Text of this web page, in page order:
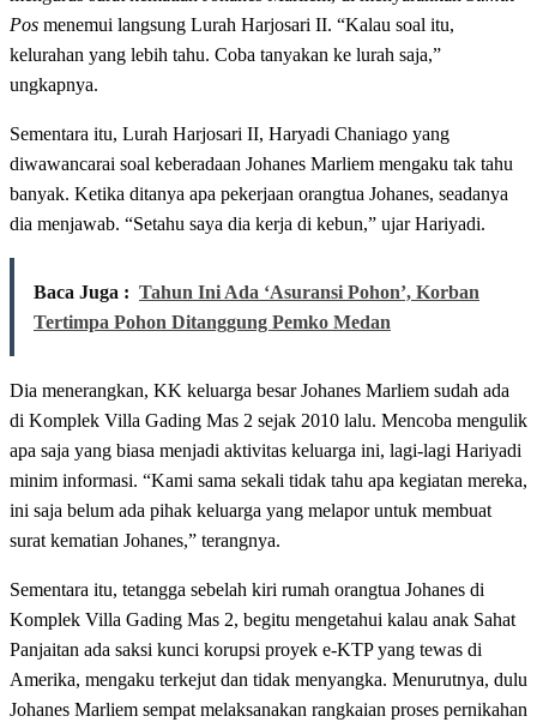
Pos menemui langsung Lurah Harjosari II. “Kalau soal itu,
kelurahan yang lebih tahu. Coba tanyakan ke lurah saja,”
ungkapnya.
Sementara itu, Lurah Harjosari II, Haryadi Chaniago yang
diwawancarai soal keberadaan Johanes Marliem mengaku tak tahu
banyak. Ketika ditanya apa pekerjaan orangtua Johanes, seadanya
dia menjawab. “Setahu saya dia kerja di kebun,” ujar Hariyadi.
Baca Juga : Tahun Ini Ada ‘Asuransi Pohon’, Korban
Tertimpa Pohon Ditanggung Pemko Medan
Dia menerangkan, KK keluarga besar Johanes Marliem sudah ada
di Komplek Villa Gading Mas 2 sejak 2010 lalu. Mencoba mengulik
apa saja yang biasa menjadi aktivitas keluarga ini, lagi-lagi Hariyadi
minim informasi. “Kami sama sekali tidak tahu apa kegiatan mereka,
ini saja belum ada pihak keluarga yang melapor untuk membuat
surat kematian Johanes,” terangnya.
Sementara itu, tetangga sebelah kiri rumah orangtua Johanes di
Komplek Villa Gading Mas 2, begitu mengetahui kalau anak Sahat
Panjaitan ada saksi kunci korupsi proyek e-KTP yang tewas di
Amerika, mengaku terkejut dan tidak menyangka. Menurutnya, dulu
Johanes Marliem sempat melaksanakan rangkaian proses pernikahan